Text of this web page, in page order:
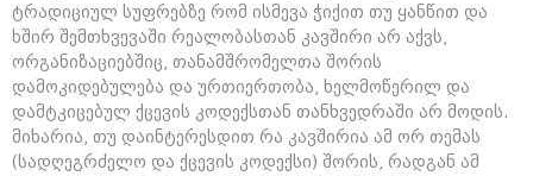
ტრადიციულ სუფრებზე რომ ისმევა ჭიქით თუ ყანწით და
ხშირ შემთხვევაში რეალობასთან კავშირი არ აქვს,
ორგანიზაციებშიც, თანამშრომელთა შორის
დამოკიდებულება და ურთიერთობა, ხელმოწერილ და
დამტკიცებულ ქცევის კოდექსთან თანხვედრაში არ მოდის.
მიხარია, თუ დაინტერესდით რა კავშირია ამ ორ თემას
(სადღეგრძელო და ქცევის კოდექსი) შორის, რადგან ამ